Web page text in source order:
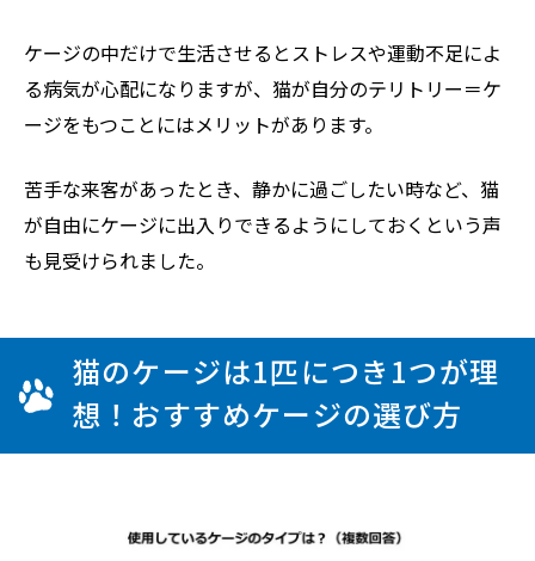
ケージの中だけで生活させるとストレスや運動不足によ
る病気が心配になりますが、猫が自分のテリトリー＝ケ
ージをもつことにはメリットがあります。
苦手な来客があったとき、静かに過ごしたい時など、猫
が自由にケージに出入りできるようにしておくという声
も見受けられました。
猫のケージは1匹につき1つが理
想！おすすめケージの選び方